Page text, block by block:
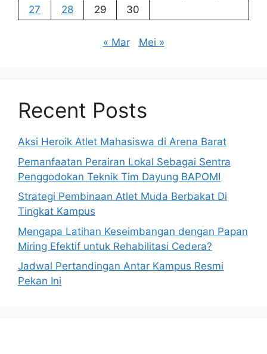
27
28 29 30
« Mar Mei »
Recent Posts
Aksi Heroik Atlet Mahasiswa di Arena Barat
Pemanfaatan Perairan Lokal Sebagai Sentra
Penggodokan Teknik Tim Dayung BAPOMI
Strategi Pembinaan Atlet Muda Berbakat Di
Tingkat Kampus
Mengapa Latihan Keseimbangan dengan Papan
Miring Efektif untuk Rehabilitasi Cedera?
Jadwal Pertandingan Antar Kampus Resmi
Pekan Ini